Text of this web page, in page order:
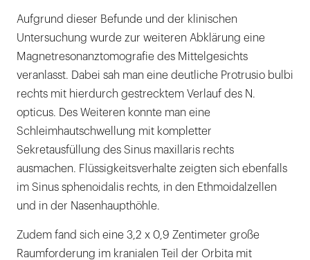
Aufgrund dieser Befunde und der klinischen
Untersuchung wurde zur weiteren Abklärung eine
Magnetresonanztomografie des Mittelgesichts
veranlasst. Dabei sah man eine deutliche Protrusio bulbi
rechts mit hierdurch gestrecktem Verlauf des N.
opticus. Des Weiteren konnte man eine
Schleimhautschwellung mit kompletter
Sekretausfüllung des Sinus maxillaris rechts
ausmachen. Flüssigkeitsverhalte zeigten sich ebenfalls
im Sinus sphenoidalis rechts, in den Ethmoidalzellen
und in der Nasenhaupthöhle.
Zudem fand sich eine 3,2 x 0,9 Zentimeter große
Raumforderung im kranialen Teil der Orbita mit